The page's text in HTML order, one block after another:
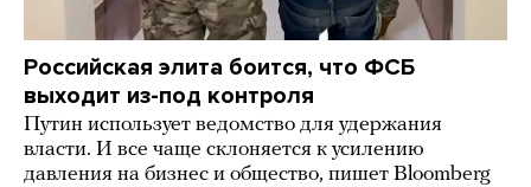
Российская элита боится, что ФСБ
выходит из-под контроля
Путин использует ведомство для удержания
власти. И все чаще склоняется к усилению
давления на бизнес и общество, пишет Bloomberg